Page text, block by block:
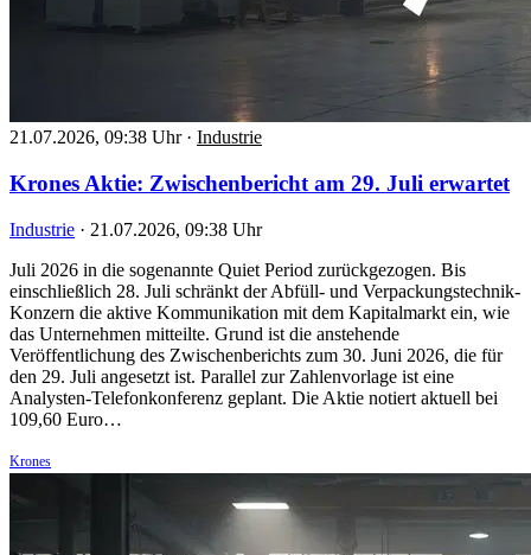
21.07.2026, 09:38 Uhr · Industrie
Krones Aktie: Zwischenbericht am 29. Juli erwartet
Industrie · 21.07.2026, 09:38 Uhr
Juli 2026 in die sogenannte Quiet Period zurückgezogen. Bis
einschließlich 28. Juli schränkt der Abfüll- und Verpackungstechnik-
Konzern die aktive Kommunikation mit dem Kapitalmarkt ein, wie
das Unternehmen mitteilte. Grund ist die anstehende
Veröffentlichung des Zwischenberichts zum 30. Juni 2026, die für
den 29. Juli angesetzt ist. Parallel zur Zahlenvorlage ist eine
Analysten-Telefonkonferenz geplant. Die Aktie notiert aktuell bei
109,60 Euro…
Krones